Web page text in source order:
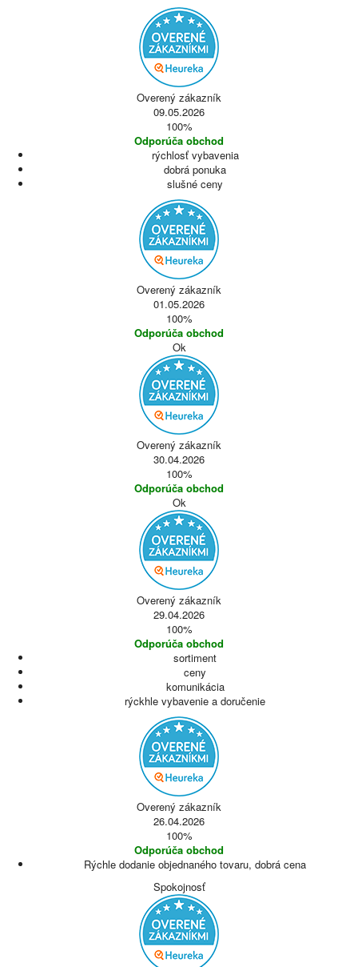
Overený zákazník
09.05.2026
100%
Odporúča obchod
rýchlosť vybavenia
dobrá ponuka
slušné ceny
Overený zákazník
01.05.2026
100%
Odporúča obchod
Ok
Overený zákazník
30.04.2026
100%
Odporúča obchod
Ok
Overený zákazník
29.04.2026
100%
Odporúča obchod
sortiment
ceny
komunikácia
rýckhle vybavenie a doručenie
Overený zákazník
26.04.2026
100%
Odporúča obchod
Rýchle dodanie objednaného tovaru, dobrá cena
Spokojnosť